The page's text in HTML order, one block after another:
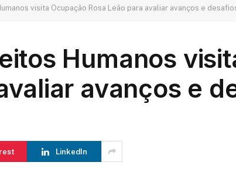
visita Ocupação Rosa Leão para avaliar avanços e
Humanos
avanços e
LinkedIn